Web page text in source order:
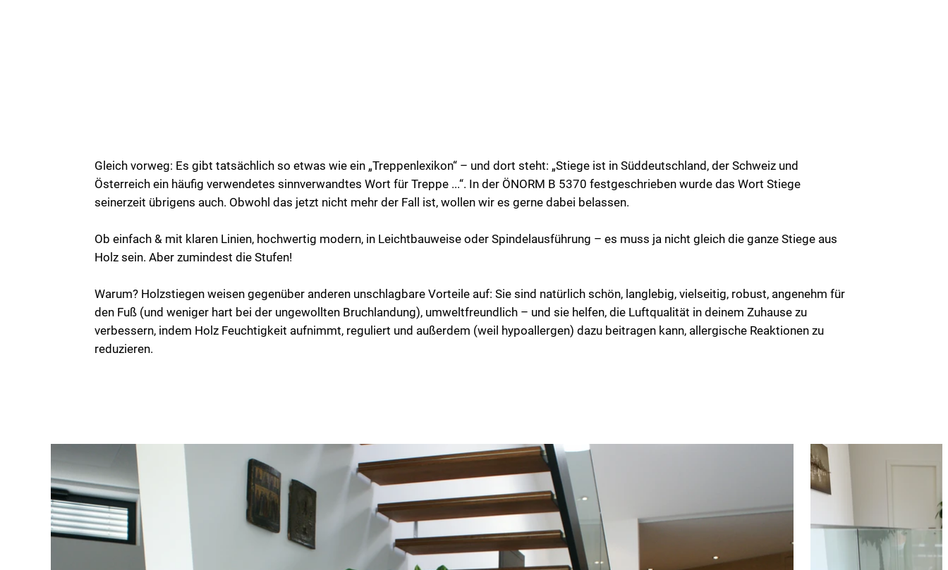
Gleich vorweg: Es gibt tatsächlich so etwas wie ein „Treppenlexikon“ – und dort steht: „Stiege ist in Süddeutschland, der Schweiz und
Österreich ein häufig verwendetes sinnverwandtes Wort für Treppe ...“. In der ÖNORM B 5370 festgeschrieben wurde das Wort Stiege
seinerzeit übrigens auch. Obwohl das jetzt nicht mehr der Fall ist, wollen wir es gerne dabei belassen.
Ob einfach & mit klaren Linien, hochwertig modern, in Leichtbauweise oder Spindelausführung – es muss ja nicht gleich die ganze Stiege aus
Holz sein. Aber zumindest die Stufen!
Warum? Holzstiegen weisen gegenüber anderen unschlagbare Vorteile auf: Sie sind natürlich schön, langlebig, vielseitig, robust, angenehm für
den Fuß (und weniger hart bei der ungewollten Bruchlandung), umweltfreundlich – und sie helfen, die Luftqualität in deinem Zuhause zu
verbessern, indem Holz Feuchtigkeit aufnimmt, reguliert und außerdem (weil hypoallergen) dazu beitragen kann, allergische Reaktionen zu
reduzieren.